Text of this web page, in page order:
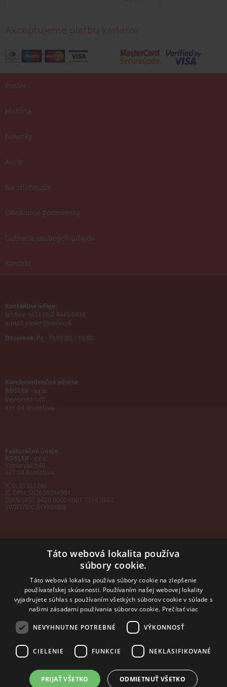
Akceptujeme platbu kartami:
Rosler
História
Novinky
Akcie
Na stiahnutie
Obchodné podmienky
Ochrana osobných údajov
Kontakt
Kontaktné údaje:
tel./fax: +421 (0)2 4445 6436
e-mail: rosler@rosler.sk
Otvorené: Po – Pi 08:00 – 16:00
Korešpondenčná adresa:
ROSLER - s.r.o.
Vajnorská 140
831 04 Bratislava
Fakturačné údaje:
ROSLER - s.r.o.
Vajnorská 140
831 04 Bratislava
IČO: 31352243
IČ DPH: SK2020294991
IBAN:SK55 8420 0000 0001 7514 0603
SWIFT/BIC:BFKKSKBB
sales@rosler.sk
Regionálni zástupcovia
Západ a stred:
+421 903 728 402
Východ
mobil: +421 901 728 409
2014 - 2026 © ROSLER s.r.o.
Táto webová lokalita používa
súbory cookie.
Táto webová lokalita používa súbory cookie na zlepšenie
používateľskej skúsenosti. Používaním našej webovej lokality
vyjadrujete súhlas s používaním všetkých súborov cookie v súlade s
našimi zásadami používania súborov cookie. Prečítať viac
NEVYHNUTNE POTREBNÉ VÝKONNOSŤ
CIELENIE FUNKCIE NEKLASIFIKOVANÉ
PRIJAŤ VŠETKO ODMIETNUŤ VŠETKO